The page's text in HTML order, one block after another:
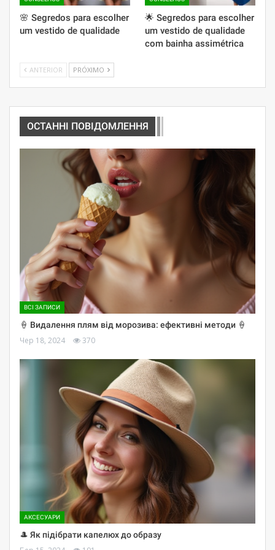
🌸 Segredos para escolher
um vestido de qualidade
🌟 Segredos para escolher
um vestido de qualidade
com bainha assimétrica
ANTERIOR PRÓXIMO
ОСТАННІ ПОВІДОМЛЕННЯ
ВСІ ЗАПИСИ
🍦 Видалення плям від морозива: ефективні методи 🍦
Чер 18, 2024 370
АКСЕСУАРИ
🎩 Як підібрати капелюх до образу